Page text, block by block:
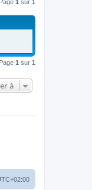
1 sur 1
1 sur 1
à